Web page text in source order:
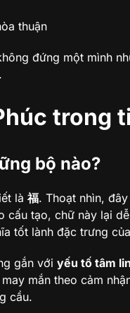
thuận
đứng một mình
trong
bộ nào?
là 福. Thoạt nhìn,
cấu tạo, chữ này lại
tốt lành đặc trưng
gắn với yếu tố tâm
mắn theo cảm
cầu.